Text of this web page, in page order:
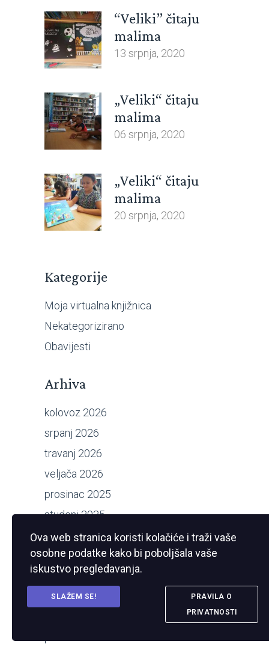
“Veliki” čitaju
malima
13 srpnja, 2020
„Veliki“ čitaju
malima
06 srpnja, 2020
„Veliki“ čitaju
malima
20 srpnja, 2020
Kategorije
Moja virtualna knjižnica
Nekategorizirano
Obavijesti
Arhiva
kolovoz 2026
srpanj 2026
travanj 2026
veljača 2026
prosinac 2025
studeni 2025
kolovoz 2025
srpanj 2025
svibanj 2025
ožujak 2025
Ova web stranica koristi kolačiće i traži vaše
osobne podatke kako bi poboljšala vaše
iskustvo pregledavanja.
SLAŽEM SE!
PRAVILA O
PRIVATNOSTI